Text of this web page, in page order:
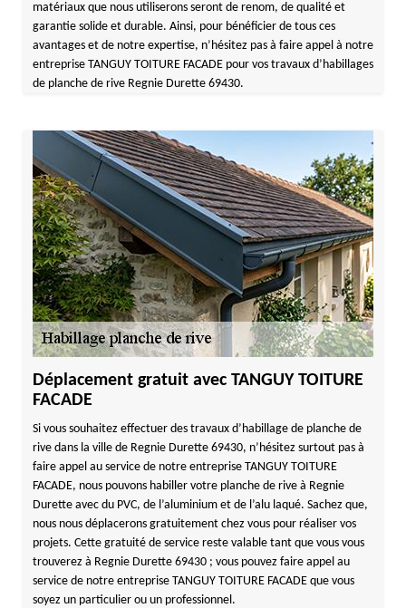
matériaux que nous utiliserons seront de renom, de qualité et
garantie solide et durable. Ainsi, pour bénéficier de tous ces
avantages et de notre expertise, n’hésitez pas à faire appel à notre
entreprise TANGUY TOITURE FACADE pour vos travaux d’habillages
de planche de rive Regnie Durette 69430.
Déplacement gratuit avec TANGUY TOITURE
FACADE
Si vous souhaitez effectuer des travaux d’habillage de planche de
rive dans la ville de Regnie Durette 69430, n’hésitez surtout pas à
faire appel au service de notre entreprise TANGUY TOITURE
FACADE, nous pouvons habiller votre planche de rive à Regnie
Durette avec du PVC, de l’aluminium et de l’alu laqué. Sachez que,
nous nous déplacerons gratuitement chez vous pour réaliser vos
projets. Cette gratuité de service reste valable tant que vous vous
trouverez à Regnie Durette 69430 ; vous pouvez faire appel au
service de notre entreprise TANGUY TOITURE FACADE que vous
soyez un particulier ou un professionnel.